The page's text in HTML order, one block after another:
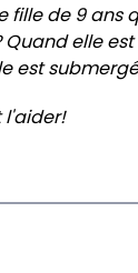
fille de 9 ans
elle
est
l'aider!